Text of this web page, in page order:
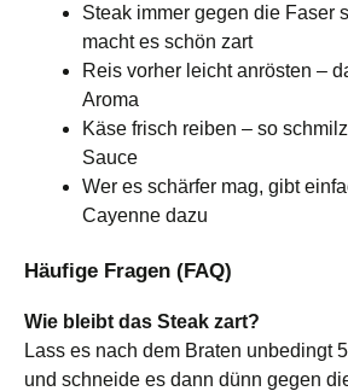
Steak immer gegen die Faser
macht es schön zart
Reis vorher leicht anrösten –
Aroma
Käse frisch reiben – so
Sauce
Wer es schärfer mag, gibt
Cayenne dazu
Häufige Fragen (FAQ)
Wie bleibt das Steak zart?
Lass es nach dem Braten unbedingt
und schneide es dann dünn gegen